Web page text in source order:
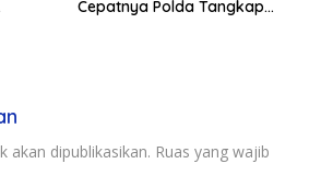
Cepatnya Polda Tangkap
akan dipublikasikan. Ruas yang wajib